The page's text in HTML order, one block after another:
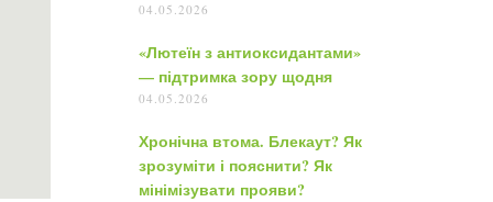
04.05.2026
«Лютеїн з антиоксидантами»
— підтримка зору щодня
04.05.2026
Хронічна втома. Блекаут? Як
зрозуміти і пояснити? Як
мінімізувати прояви?